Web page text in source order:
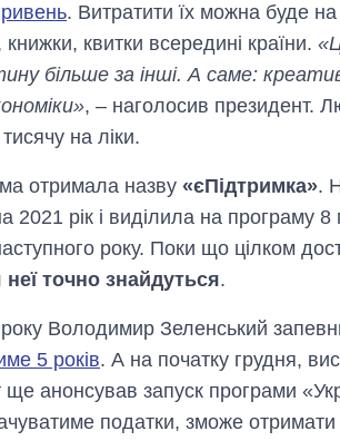
. Витратити їх можна буде
книжки, квитки всередині країни.
більше за інші. А саме:
, – наголосив президент.
на ліки.
отримала назву «єПідтримка».
2021 рік і виділила на програму
року. Поки що цілком
неї точно знайдуться.
Володимир Зеленський
5 років. А на початку грудня,
ще анонсував запуск програми
податки, зможе